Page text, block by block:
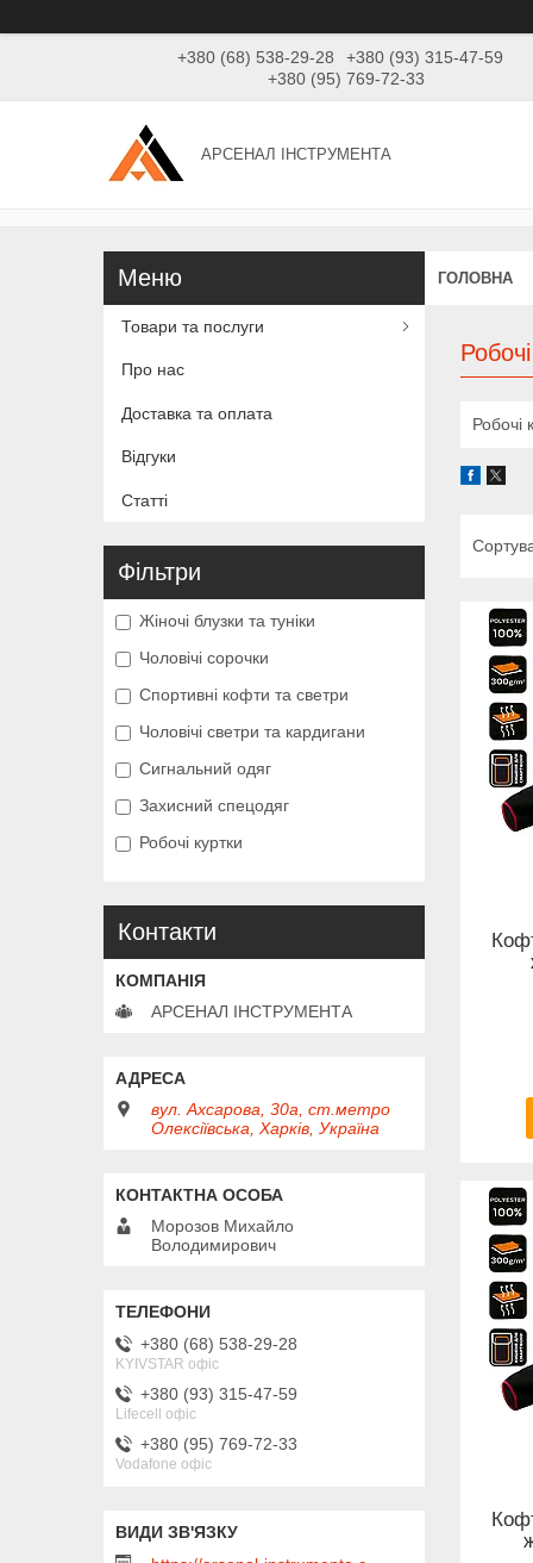
+380 (68) 538-29-28
+380 (93) 315-47-59
+380 (95) 769-72-33
АРСЕНАЛ ІНСТРУМЕНТА
ГОЛОВНА
Робочі
Товари та послуги
Про нас
Доставка та оплата
Відгуки
Статті
Фільтри
Жіночі блузки та туніки
Чоловічі сорочки
Спортивні кофти та светри
Чоловічі светри та кардигани
Сигнальний одяг
Захисний спецодяг
Робочі куртки
Контакти
АРСЕНАЛ ІНСТРУМЕНТА
вул. Ахсарова, 30а, ст.метро
Олексіївська, Харків, Україна
Морозов Михайло
Володимирович
+380 (68) 538-29-28
KYIVSTAR офіс
+380 (93) 315-47-59
Lifecell офіс
+380 (95) 769-72-33
Vodafone офіс